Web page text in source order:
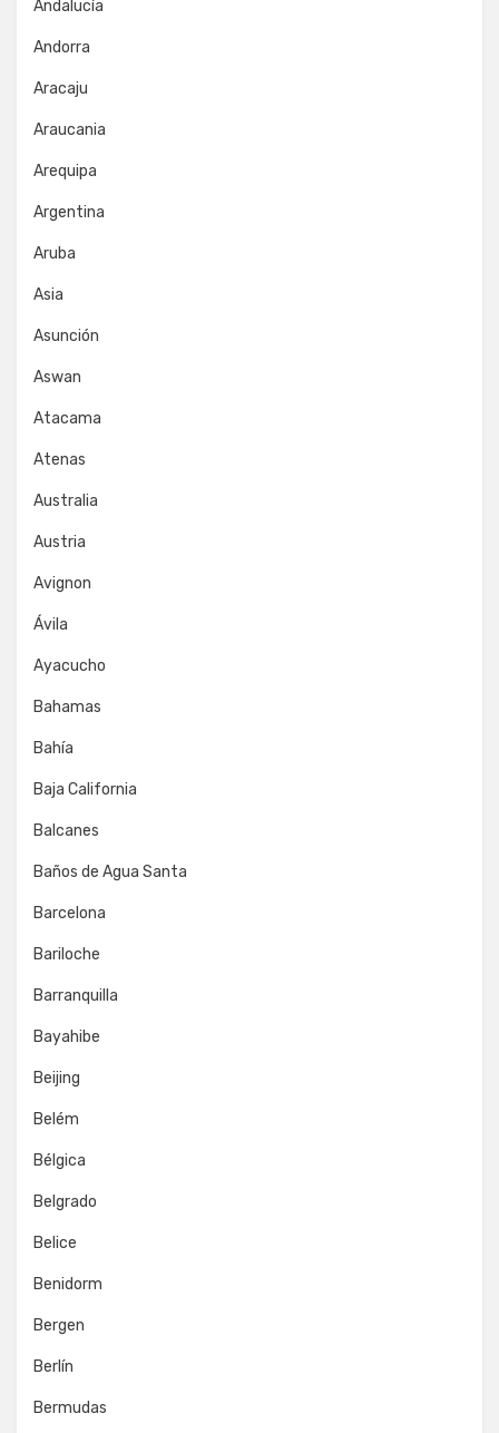
Andalucía
Andorra
Aracaju
Araucania
Arequipa
Argentina
Aruba
Asia
Asunción
Aswan
Atacama
Atenas
Australia
Austria
Avignon
Ávila
Ayacucho
Bahamas
Bahía
Baja California
Balcanes
Baños de Agua Santa
Barcelona
Bariloche
Barranquilla
Bayahibe
Beijing
Belém
Bélgica
Belgrado
Belice
Benidorm
Bergen
Berlín
Bermudas